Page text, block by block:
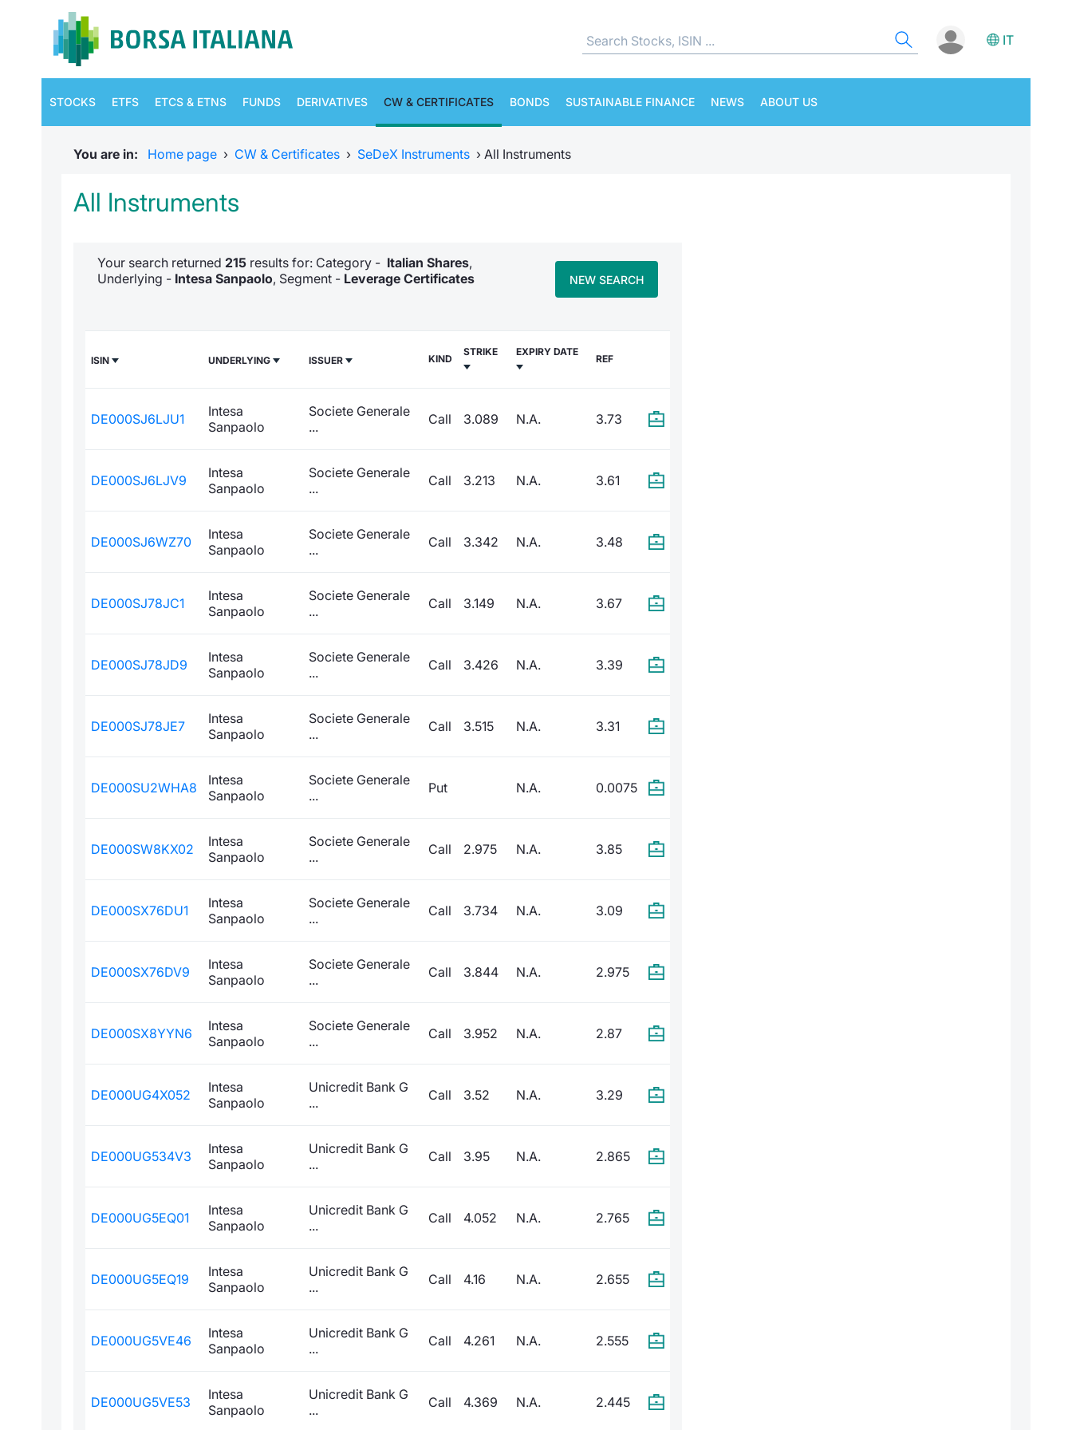
IT
STOCKS ETFS ETCS & ETNS FUNDS DERIVATIVES CW & CERTIFICATES BONDS SUSTAINABLE FINANCE NEWS ABOUT US
You are in: Home page › CW & Certificates › SeDeX Instruments › All Instruments
All Instruments
Your search returned 215 results for: Category - Italian Shares,
Underlying - Intesa Sanpaolo, Segment - Leverage Certificates NEW SEARCH
ISIN UNDERLYING ISSUER KIND
STRIKE EXPIRY DATE
REF
DE000SJ6LJU1
Intesa
Sanpaolo
Societe Generale
...
Call 3.089 N.A. 3.73
DE000SJ6LJV9
Intesa
Sanpaolo
Societe Generale
...
Call 3.213 N.A. 3.61
DE000SJ6WZ70
Intesa
Sanpaolo
Societe Generale
...
Call 3.342 N.A. 3.48
DE000SJ78JC1
Intesa
Sanpaolo
Societe Generale
...
Call 3.149 N.A. 3.67
DE000SJ78JD9
Intesa
Sanpaolo
Societe Generale
...
Call 3.426 N.A. 3.39
DE000SJ78JE7
Intesa
Sanpaolo
Societe Generale
...
Call 3.515 N.A. 3.31
DE000SU2WHA8
Intesa
Sanpaolo
Societe Generale
...
Put N.A. 0.0075
DE000SW8KX02
Intesa
Sanpaolo
Societe Generale
...
Call 2.975 N.A. 3.85
DE000SX76DU1
Intesa
Sanpaolo
Societe Generale
...
Call 3.734 N.A. 3.09
DE000SX76DV9
Intesa
Sanpaolo
Societe Generale
...
Call 3.844 N.A. 2.975
DE000SX8YYN6
Intesa
Sanpaolo
Societe Generale
...
Call 3.952 N.A. 2.87
DE000UG4X052
Intesa
Sanpaolo
Unicredit Bank G
...
Call 3.52 N.A. 3.29
DE000UG534V3
Intesa
Sanpaolo
Unicredit Bank G
...
Call 3.95 N.A. 2.865
DE000UG5EQ01
Intesa
Sanpaolo
Unicredit Bank G
...
Call 4.052 N.A. 2.765
DE000UG5EQ19
Intesa
Sanpaolo
Unicredit Bank G
...
Call 4.16 N.A. 2.655
DE000UG5VE46
Intesa
Sanpaolo
Unicredit Bank G
...
Call 4.261 N.A. 2.555
DE000UG5VE53
Intesa
Sanpaolo
Unicredit Bank G
...
Call 4.369 N.A. 2.445